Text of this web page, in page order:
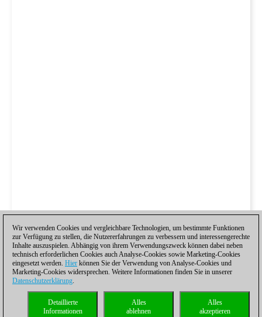
Wir verwenden Cookies und vergleichbare Technologien, um bestimmte Funktionen
zur Verfügung zu stellen, die Nutzererfahrungen zu verbessern und interessengerechte
Inhalte auszuspielen. Abhängig von ihrem Verwendungszweck können dabei neben
technisch erforderlichen Cookies auch Analyse-Cookies sowie Marketing-Cookies
eingesetzt werden. Hier können Sie der Verwendung von Analyse-Cookies und
Marketing-Cookies widersprechen. Weitere Informationen finden Sie in unserer
Datenschutzerklärung.
Alles
akzeptieren
Alles
ablehnen
Detaillierte
Informationen